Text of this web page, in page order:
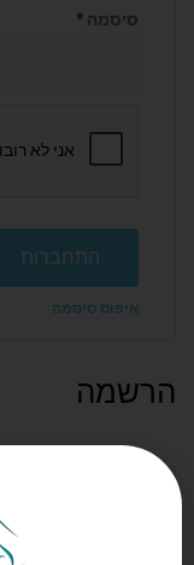
סיסמה *
התחברות
איפוס סיסמה
הרשמה